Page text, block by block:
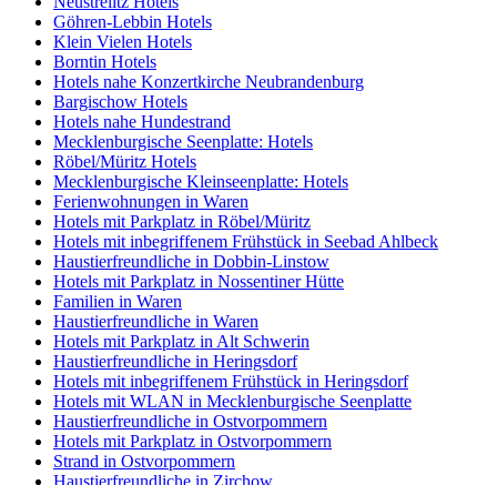
Göhren-Lebbin Hotels
Klein Vielen Hotels
Borntin Hotels
Hotels nahe Konzertkirche Neubrandenburg
Bargischow Hotels
Hotels nahe Hundestrand
Mecklenburgische Seenplatte: Hotels
Röbel/Müritz Hotels
Mecklenburgische Kleinseenplatte: Hotels
Ferienwohnungen in Waren
Hotels mit Parkplatz in Röbel/Müritz
Hotels mit inbegriffenem Frühstück in Seebad Ahlbeck
Haustierfreundliche in Dobbin-Linstow
Hotels mit Parkplatz in Nossentiner Hütte
Familien in Waren
Haustierfreundliche in Waren
Hotels mit Parkplatz in Alt Schwerin
Haustierfreundliche in Heringsdorf
Hotels mit inbegriffenem Frühstück in Heringsdorf
Hotels mit WLAN in Mecklenburgische Seenplatte
Haustierfreundliche in Ostvorpommern
Hotels mit Parkplatz in Ostvorpommern
Strand in Ostvorpommern
Haustierfreundliche in Zirchow